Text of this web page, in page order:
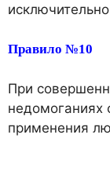
Правило №10
При
недомоганиях
применения